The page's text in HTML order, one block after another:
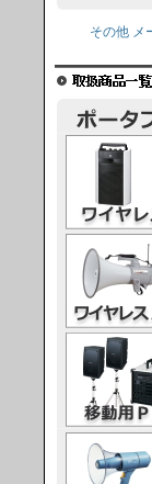
その他 メ